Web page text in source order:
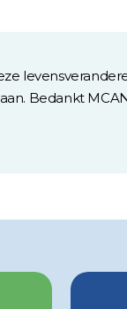
Bedankt